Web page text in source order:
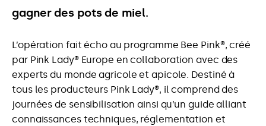
gagner des pots de miel.
L’opération fait écho au programme Bee Pink®, créé
par Pink Lady® Europe en collaboration avec des
experts du monde agricole et apicole. Destiné à
tous les producteurs Pink Lady®, il comprend des
journées de sensibilisation ainsi qu’un guide alliant
connaissances techniques, réglementation et